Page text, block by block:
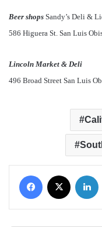
Beer shops Sandy’s Deli &
586 Higuera St. San Luis
Lincoln Market & Deli
496 Broad Street San Luis
Facebook